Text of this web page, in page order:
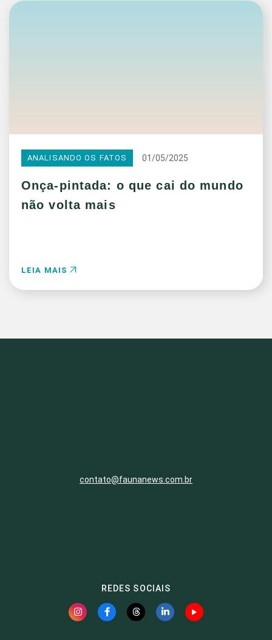
ANALISANDO OS FATOS 01/05/2025
Onça-pintada: o que cai do mundo
não volta mais
LEIA MAIS
contato@faunanews.com.br
REDES SOCIAIS